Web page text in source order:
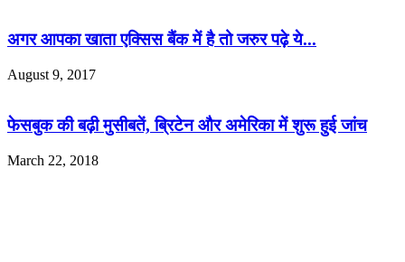
अगर आपका खाता एक्सिस बैंक में है तो जरुर पढ़े ये...
August 9, 2017
फेसबुक की बढ़ी मुसीबतें, ब्रिटेन और अमेरिका में शुरू हुई जांच
March 22, 2018